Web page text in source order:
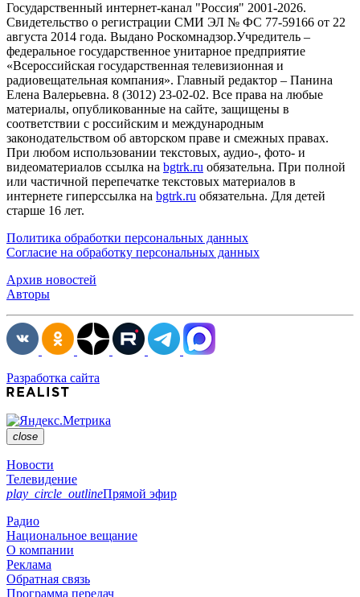
Государственный интернет-канал "Россия" 2001-2026.
Cвидетельство о регистрации СМИ ЭЛ № ФС 77-59166 от 22
августа 2014 года. Выдано Роскомнадзор.Учредитель –
федеральное государственное унитарное предприятие
«Всероссийская государственная телевизионная и
радиовещательная компания». Главный редактор – Панина
Елена Валерьевна. 8 (3012) 23-02-02. Все права на любые
материалы, опубликованные на сайте, защищены в
соответствии с российским и международным
законодательством об авторском праве и смежных правах.
При любом использовании текстовых, аудио-, фото- и
видеоматериалов ссылка на bgtrk.ru обязательна. При полной
или частичной перепечатке текстовых материалов в
интернете гиперссылка на bgtrk.ru обязательна. Для детей
старше 16 лет.
Политика обработки персональных данных
Согласие на обработку персональных данных
Архив новостей
Авторы
Разработка сайта
close
Новости
Телевидение
play_circle_outlineПрямой эфир
Радио
Национальное вещание
О компании
Реклама
Обратная связь
Программа передач